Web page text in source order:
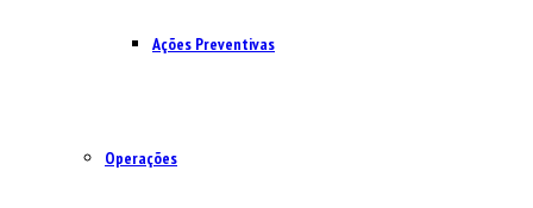
Ações Preventivas
Operações